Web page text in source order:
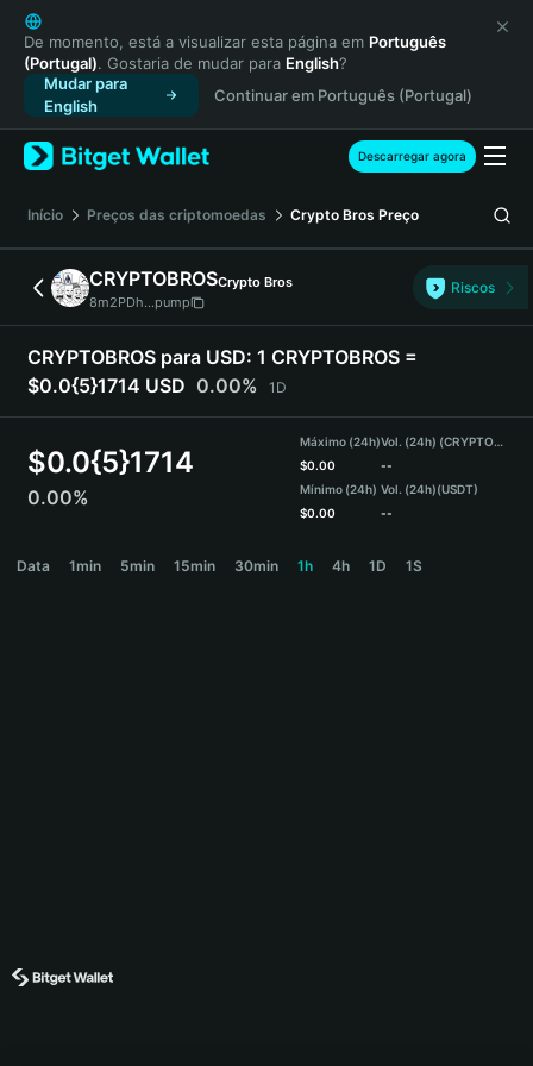
English
日本語
Tiếng Việt
Русский
Español (Latinoamérica)
Türkçe
Français
Deutsch
简体中文
繁體中文
Português (Portugal)
Bahasa Indonesia
ภาษาไทย
हिन्दी
Español
Português (Brasil)
De momento, está a visualizar esta página em Português
(Portugal). Gostaria de mudar para English?
Mudar para
English
Continuar em Português (Portugal)
Descarregar agora
Início Preços das criptomoedas Crypto Bros Preço
CRYPTOBROSCrypto Bros
8m2PDh...pump
Riscos
CRYPTOBROS para USD: 1 CRYPTOBROS =
$0.0{5}1714 USD 0.00% 1D
$0.0{5}1714
0.00%
Máximo (24h)
$0.00
Mínimo (24h)
$0.00
Vol. (24h) (CRYPTOBROS)
--
Vol. (24h)(USDT)
--
Data 1min 5min 15min 30min 1h 4h 1D 1S